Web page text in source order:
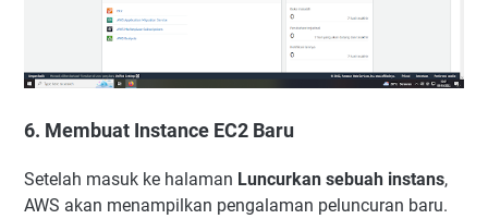
6. Membuat Instance EC2 Baru
Setelah masuk ke halaman Luncurkan sebuah instans,
AWS akan menampilkan pengalaman peluncuran baru.